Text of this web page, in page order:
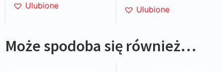
Ulubione Ulubione
Może spodoba się również…